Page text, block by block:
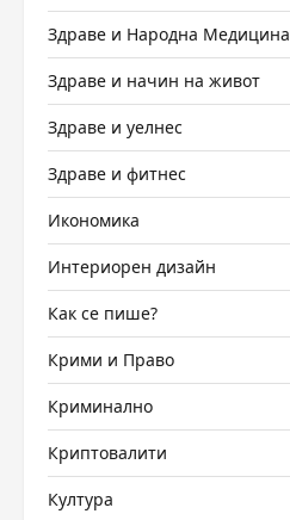
Здраве и Народна Медицина
Здраве и начин на живот
Здраве и уелнес
Здраве и фитнес
Икономика
Интериорен дизайн
Как се пише?
Крими и Право
Криминално
Криптовалити
Култура